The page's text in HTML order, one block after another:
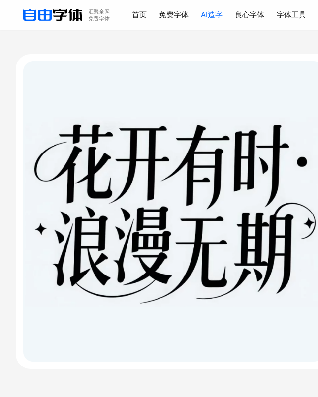
首页 免费字体 AI造字 良心字体 字体工具